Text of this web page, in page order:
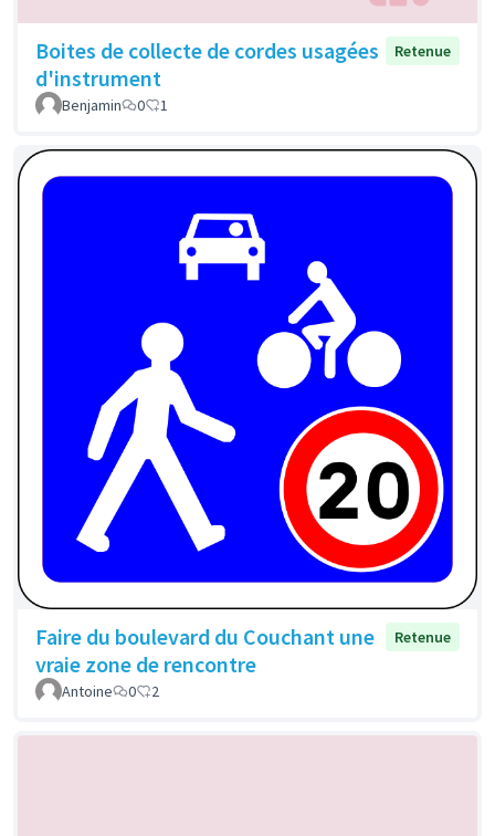
Boites de collecte de cordes usagées
d'instrument
Retenue
Benjamin 0 1
Faire du boulevard du Couchant une
vraie zone de rencontre
Retenue
Antoine 0 2